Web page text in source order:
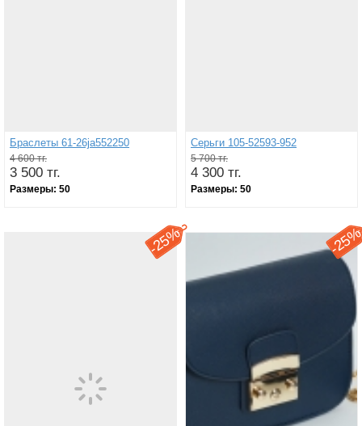
Браслеты 61-26ja552250
4 600 тг.
3 500 тг.
Размеры: 50
Серьги 105-52593-952
5 700 тг.
4 300 тг.
Размеры: 50
-
25% -